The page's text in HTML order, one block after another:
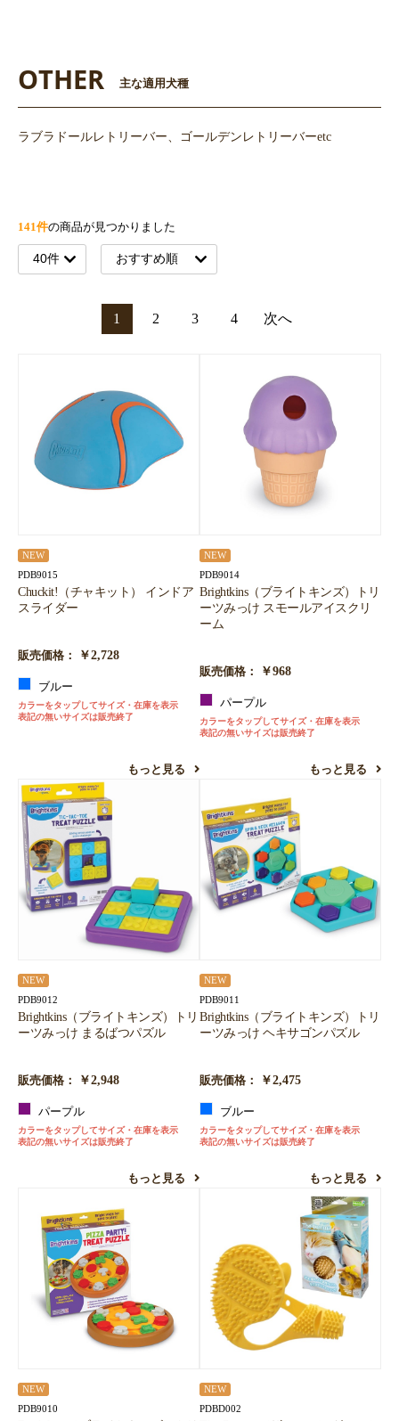
OTHER 主な適用犬種
ラブラドールレトリーバー、ゴールデンレトリーバーetc
141件の商品が見つかりました
1 2 3 4 次へ
NEW
PDB9015
Chuckit!（チャキット） インドア
スライダー
販売価格： ￥2,728
ブルー
カラーをタップしてサイズ・在庫を表示
表記の無いサイズは販売終了
もっと見る
NEW
PDB9014
Brightkins（ブライトキンズ）トリ
ーツみっけ スモールアイスクリ
ーム
販売価格： ￥968
パープル
カラーをタップしてサイズ・在庫を表示
表記の無いサイズは販売終了
もっと見る
NEW
PDB9012
Brightkins（ブライトキンズ）トリ
ーツみっけ まるばつパズル
販売価格： ￥2,948
パープル
カラーをタップしてサイズ・在庫を表示
表記の無いサイズは販売終了
もっと見る
NEW
PDB9011
Brightkins（ブライトキンズ）トリ
ーツみっけ ヘキサゴンパズル
販売価格： ￥2,475
ブルー
カラーをタップしてサイズ・在庫を表示
表記の無いサイズは販売終了
もっと見る
NEW
PDB9010
NEW
PDBD002